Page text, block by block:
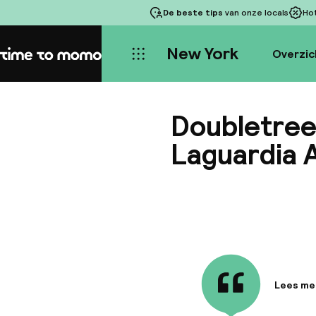
De beste tips van onze locals
Home New York
Laguardia
Lees